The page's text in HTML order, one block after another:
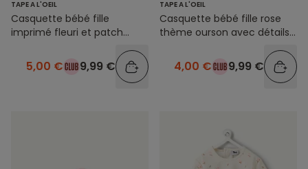
TAPE A L'OEIL
Casquette bébé fille
imprimé fleuri et patch
5,00 € 9,99 €
TAPE A L'OEIL
Casquette bébé fille rose
thème ourson avec détails
4,00 € 9,99 €